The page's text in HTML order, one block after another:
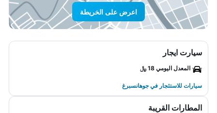
اعرض على الخريطة
سيارت ايجار
المعدل اليومي 18 ﷼
سيارات للاستئجار في جوهانسبرغ
المطارات القريبة